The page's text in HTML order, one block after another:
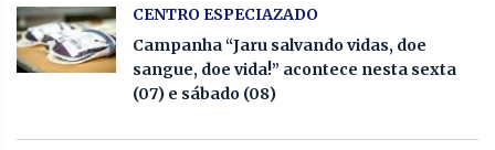
CENTRO ESPECIAZADO
Campanha “Jaru salvando vidas, doe
sangue, doe vida!” acontece nesta sexta
(07) e sábado (08)